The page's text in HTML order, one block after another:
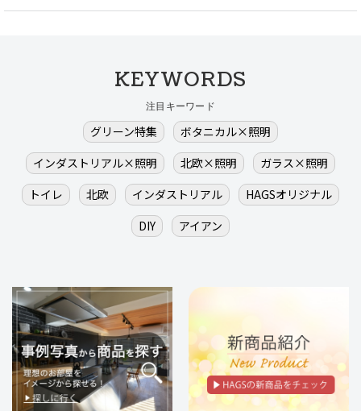
KEYWORDS
注目キーワード
グリーン特集
ボタニカル×照明
インダストリアル×照明
北欧×照明
ガラス×照明
トイレ
北欧 インダストリアル
HAGSオリジナル
DIY
アイアン